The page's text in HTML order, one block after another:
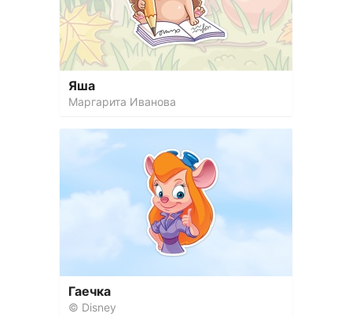
Яша
Маргарита Иванова
Гаечка
© Disney